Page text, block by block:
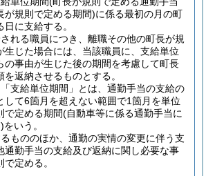
が規則で定める期間)に係る最初の月の町
に支給する。
れる職員につき、離職その他の町長が規
生じた場合には、当該職員に、支給単位
の事由が生じた後の期間を考慮して町長
返納させるものとする。
支給単位期間」とは、通勤手当の支給の
して6箇月を超えない範囲で1箇月を単位
で定める期間(自動車等に係る通勤手当に
をいう。
もののほか、通勤の実情の変更に伴う支
通勤手当の支給及び返納に関し必要な事
定める。